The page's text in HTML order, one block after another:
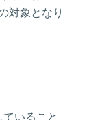
対象となり
いること